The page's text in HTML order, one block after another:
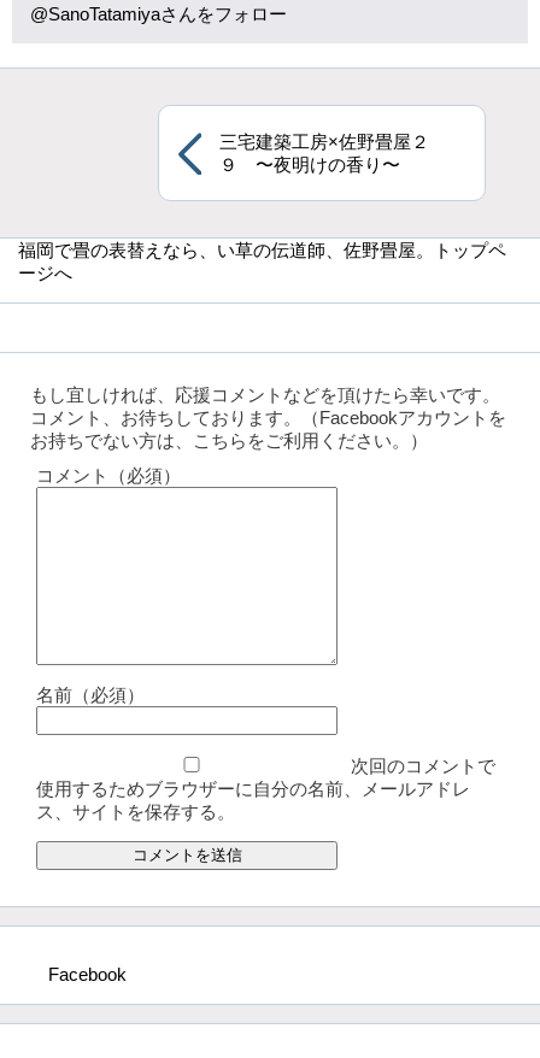
@SanoTatamiyaさんをフォロー
三宅建築工房×佐野畳屋２
９ 〜夜明けの香り〜
福岡で畳の表替えなら
、い草の伝道師、佐野畳屋。トップペ
ージへ
もし宜しければ、応援コメントなどを頂けたら幸いです。
コメント、お待ちしております。（Facebookアカウントを
お持ちでない方は、こちらをご利用ください。）
コメント（必須）
名前（必須）
次回のコメントで
使用するためブラウザーに自分の名前、メールアドレ
ス、サイトを保存する。
Facebook